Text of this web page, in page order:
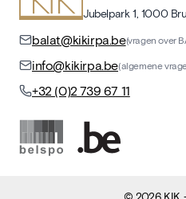
Jubelpark 1, 1000
balat@kikirpa.be(vragen over
info@kikirpa.be(algemene
+32 (0)2 739 67 11
©2026 KIK